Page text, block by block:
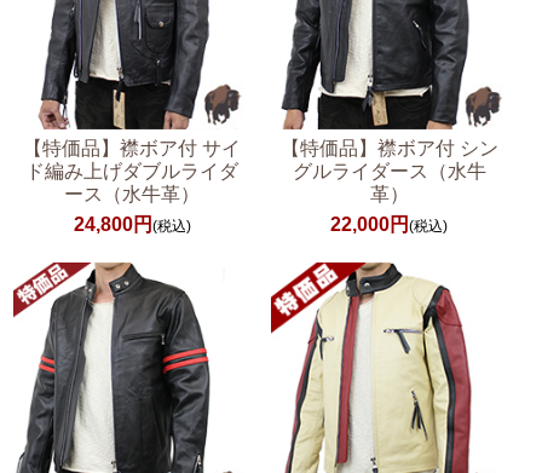
【特価品】襟ボア付 サイ
ド編み上げダブルライダ
ース（水牛革）
24,800円 (税込)
【特価品】襟ボア付 シン
グルライダース（水牛
革）
22,000円(税込)